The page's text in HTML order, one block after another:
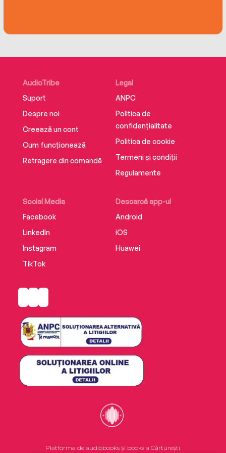
AudioTribe
Suport
Despre noi
Creează un cont
Cum funcționează
Retragere din comandă
Social Media
Facebook
LinkedIn
Instagram
TikTok
Descarcă app-ul
Android
iOS
Huawei
Legal
ANPC
Politica de
confidențialitate
Politica de cookie
Termeni și condiții
Regulamente
Platforma de audiobooks și books a Cărturești.